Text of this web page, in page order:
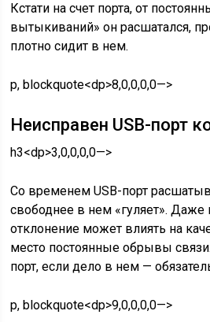
Кстати на счет порта, от
вытыкиваний» он расшатался,
плотно сидит в нем.
p, blockquote<dp>8,0,0,0,0—>
Неисправен USB-порт
h3<dp>3,0,0,0,0—>
Со временем USB-порт
свободнее в нем «гуляет». Даже
отклонение может влиять на
место постоянные обрывы
порт, если дело в нем —
p, blockquote<dp>9,0,0,0,0—>